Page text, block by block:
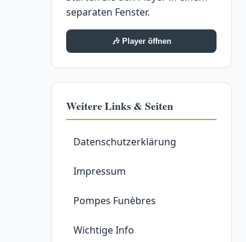
separaten Fenster.
🎶 Player öffnen
Weitere Links & Seiten
Datenschutzerklärung
Impressum
Pompes Funèbres
Wichtige Info